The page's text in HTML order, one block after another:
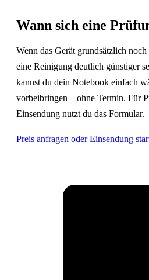
Wann sich eine
Wenn das Gerät grundsätzlich
eine Reinigung deutlich günstiger
kannst du dein Notebook einfach
vorbeibringen – ohne Termin. Für
Einsendung nutzt du das Formular.
Preis anfragen oder Einsendung